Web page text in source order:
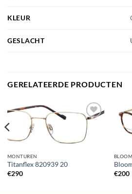
KLEUR
GESLACHT
GERELATEERDE PRODUCTEN
aan
verlanglijst
MONTUREN
Titanflex 820939 20
€290
€200